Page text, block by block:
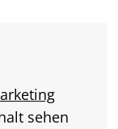
sehen